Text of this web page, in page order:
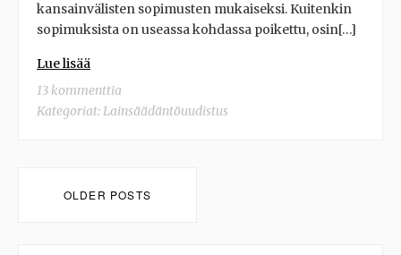
kansainvälisten sopimusten mukaiseksi. Kuitenkin
sopimuksista on useassa kohdassa poikettu, osin[…]
Lue lisää
13 kommenttia
Kategoriat:Lainsäädäntöuudistus
navigation
OLDER POSTS